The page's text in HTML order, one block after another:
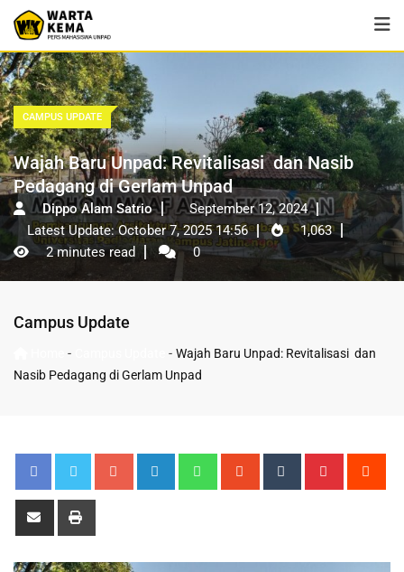
CAMPUS UPDATE
Wajah Baru Unpad: Revitalisasi dan Nasib
Pedagang di Gerlam Unpad
Dippo Alam Satrio
September 12, 2024
Latest Update: October 7, 2025 14:56
1,063
2 minutes read
0
Campus Update
- - Wajah Baru Unpad: Revitalisasi dan
Nasib Pedagang di Gerlam Unpad